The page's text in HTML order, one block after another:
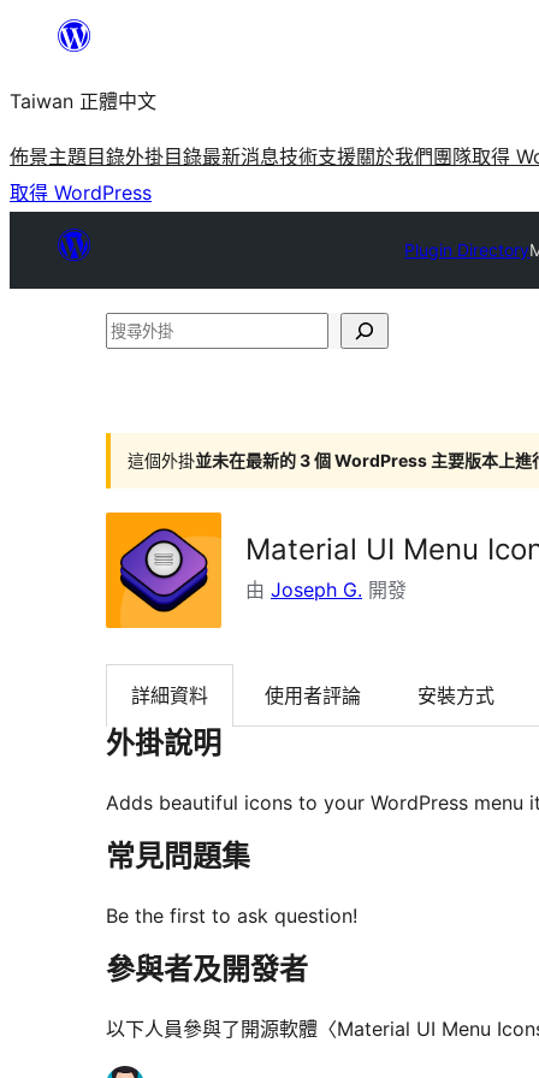
主
要
內
容
Taiwan 正體中文
佈景主題目錄外掛目錄最新消息技術支援關於我們 團隊取得
取得 WordPress
Plugin Directory
搜
掛
這個外掛並未在最新的 3 個 WordPress 主要版本上進
Material UI Menu
由 Joseph G. 開發
詳細資料 使用者評論 安裝方式
外掛說明
Adds beautiful icons to your WordPress menu
常見問題集
Be the first to ask question!
參與者及開發者
以下人員參與了開源軟體〈Material UI Menu